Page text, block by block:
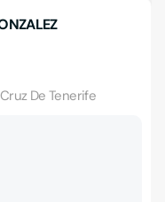
De Tenerife